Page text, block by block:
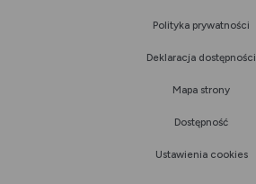
Polityka prywatności
Deklaracja dostępności
Mapa strony
Dostępność
Ustawienia cookies